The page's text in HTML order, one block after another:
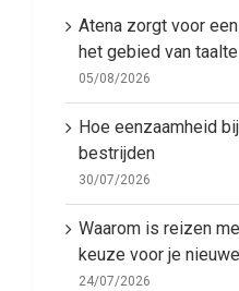
Atena zorgt voor
het gebied van
05/08/2026
Hoe eenzaamheid
bestrijden
30/07/2026
Waarom is reizen
keuze voor je
24/07/2026